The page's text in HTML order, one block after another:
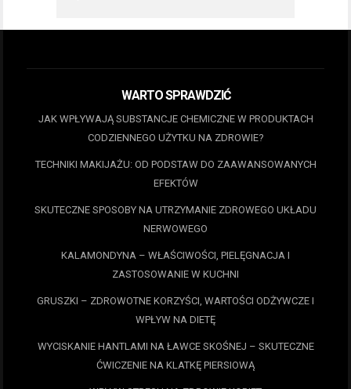
WARTO SPRAWDZIĆ
JAK WPŁYWAJĄ SUBSTANCJE CHEMICZNE W PRODUKTACH
CODZIENNEGO UŻYTKU NA ZDROWIE?
TECHNIKI MAKIJAŻU: OD PODSTAW DO ZAAWANSOWANYCH
EFEKTÓW
SKUTECZNE SPOSOBY NA UTRZYMANIE ZDROWEGO UKŁADU
NERWOWEGO
KALAMONDYNA – WŁAŚCIWOŚCI, PIELĘGNACJA I
ZASTOSOWANIE W KUCHNI
GRUSZKI – ZDROWOTNE KORZYŚCI, WARTOŚCI ODŻYWCZE I
WPŁYW NA DIETĘ
WYCISKANIE HANTLAMI NA ŁAWCE SKOŚNEJ – SKUTECZNE
ĆWICZENIE NA KLATKĘ PIERSIOWĄ